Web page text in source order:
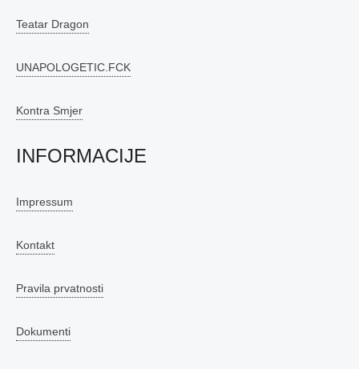
Teatar Dragon
UNAPOLOGETIC.FCK
Kontra Smjer
INFORMACIJE
Impressum
Kontakt
Pravila prvatnosti
Dokumenti